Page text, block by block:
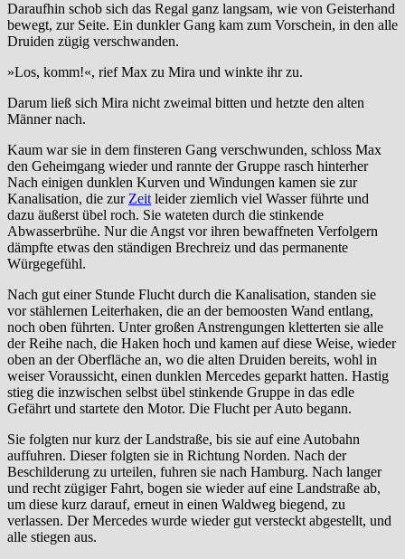
Daraufhin schob sich das Regal ganz langsam, wie von Geisterhand
bewegt, zur Seite. Ein dunkler Gang kam zum Vorschein, in den alle
Druiden zügig verschwanden.
»Los, komm!«, rief Max zu Mira und winkte ihr zu.
Darum ließ sich Mira nicht zweimal bitten und hetzte den alten
Männer nach.
Kaum war sie in dem finsteren Gang verschwunden, schloss Max
den Geheimgang wieder und rannte der Gruppe rasch hinterher
Nach einigen dunklen Kurven und Windungen kamen sie zur
Kanalisation, die zurZeitleider ziemlich viel Wasser führte und
dazu äußerst übel roch. Sie wateten durch die stinkende
Abwasserbrühe. Nur die Angst vor ihren bewaffneten Verfolgern
dämpfte etwas den ständigen Brechreiz und das permanente
Würgegefühl.
Nach gut einer Stunde Flucht durch die Kanalisation, standen sie
vor stählernen Leiterhaken, die an der bemoosten Wand entlang,
noch oben führten. Unter großen Anstrengungen kletterten sie alle
der Reihe nach, die Haken hoch und kamen auf diese Weise, wieder
oben an der Oberfläche an, wo die alten Druiden bereits, wohl in
weiser Voraussicht, einen dunklen Mercedes geparkt hatten. Hastig
stieg die inzwischen selbst übel stinkende Gruppe in das edle
Gefährt und startete den Motor. Die Flucht per Auto begann.
Sie folgten nur kurz der Landstraße, bis sie auf eine Autobahn
auffuhren. Dieser folgten sie in Richtung Norden. Nach der
Beschilderung zu urteilen, fuhren sie nach Hamburg. Nach langer
und recht zügiger Fahrt, bogen sie wieder auf eine Landstraße ab,
um diese kurz darauf, erneut in einen Waldweg biegend, zu
verlassen. Der Mercedes wurde wieder gut versteckt abgestellt, und
alle stiegen aus.